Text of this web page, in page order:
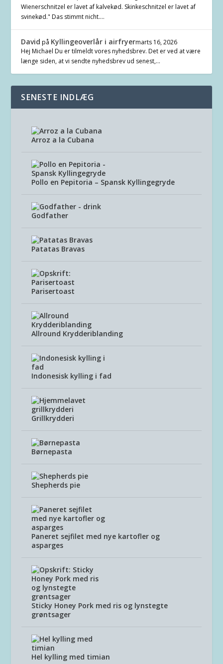
Wienerschnitzel er lavet af kalvekød. Skinkeschnitzel er lavet af
svinekød." Das stimmt nicht.…
David på Kyllingeoverlår i airfryermarts 16, 2026
Hej Michael Du er tilmeldt vores nyhedsbrev. Det er ved at være
længe siden, at vi sendte nyhedsbrev ud senest,…
SENESTE INDLÆG
Arroz a la Cubana
Pollo en Pepitoria – Spansk Kyllingegryde
Godfather
Patatas Bravas
Parisertoast
Allround Krydderiblanding
Indonesisk kylling i fad
Grillkrydderi
Børnepasta
Shepherds pie
Paneret sejfilet med nye kartofler og
asparges
Sticky Honey Pork med ris og lynstegte
grøntsager
Hel kylling med timian